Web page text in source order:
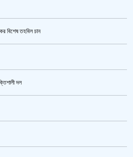
বিশেষ তহবিল চান
দল